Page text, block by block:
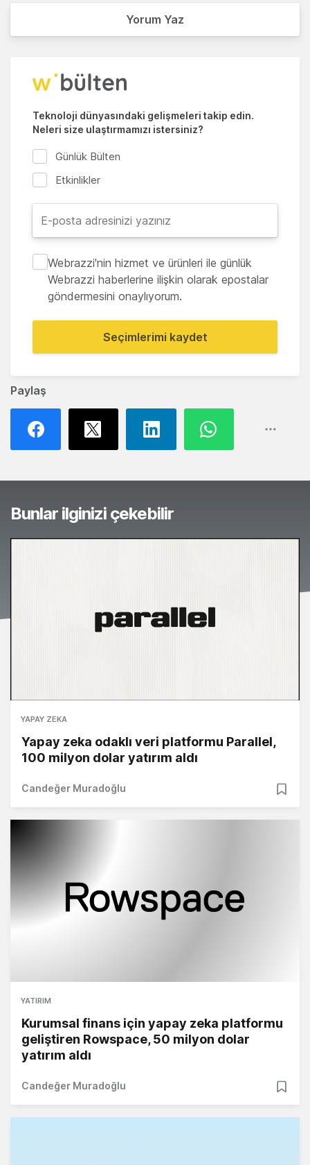
Paylaş
Yorum Yaz
Teknoloji dünyasındaki gelişmeleri takip edin.
Neleri size ulaştırmamızı istersiniz?
Günlük Bülten
Etkinlikler
Webrazzi'nin hizmet ve ürünleri ile günlük
Webrazzi haberlerine ilişkin olarak epostalar
göndermesini onaylıyorum.
Seçimlerimi kaydet
Bunlar ilginizi çekebilir
YAPAY ZEKA
Yapay zeka odaklı veri platformu Parallel,
100 milyon dolar yatırım aldı
Candeğer Muradoğlu
YATIRIM
Kurumsal finans için yapay zeka platformu
geliştiren Rowspace, 50 milyon dolar
yatırım aldı
Candeğer Muradoğlu